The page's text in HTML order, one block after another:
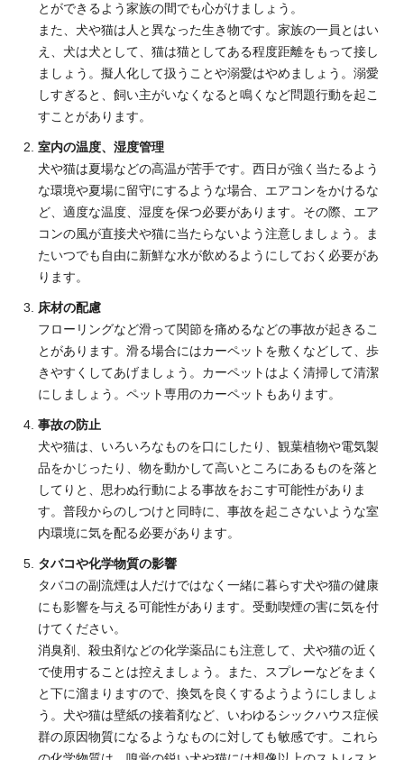
とができるよう家族の間でも心がけましょう。
また、犬や猫は人と異なった生き物です。家族の一員とはい
え、犬は犬として、猫は猫としてある程度距離をもって接し
ましょう。擬人化して扱うことや溺愛はやめましょう。溺愛
しすぎると、飼い主がいなくなると鳴くなど問題行動を起こ
すことがあります。
室内の温度、湿度管理
犬や猫は夏場などの高温が苦手です。西日が強く当たるよう
な環境や夏場に留守にするような場合、エアコンをかけるな
ど、適度な温度、湿度を保つ必要があります。その際、エア
コンの風が直接犬や猫に当たらないよう注意しましょう。ま
たいつでも自由に新鮮な水が飲めるようにしておく必要があ
ります。
床材の配慮
フローリングなど滑って関節を痛めるなどの事故が起きるこ
とがあります。滑る場合にはカーペットを敷くなどして、歩
きやすくしてあげましょう。カーペットはよく清掃して清潔
にしましょう。ペット専用のカーペットもあります。
事故の防止
犬や猫は、いろいろなものを口にしたり、観葉植物や電気製
品をかじったり、物を動かして高いところにあるものを落と
してりと、思わぬ行動による事故をおこす可能性がありま
す。普段からのしつけと同時に、事故を起こさないような室
内環境に気を配る必要があります。
タバコや化学物質の影響
タバコの副流煙は人だけではなく一緒に暮らす犬や猫の健康
にも影響を与える可能性があります。受動喫煙の害に気を付
けてください。
消臭剤、殺虫剤などの化学薬品にも注意して、犬や猫の近く
で使用することは控えましょう。また、スプレーなどをまく
と下に溜まりますので、換気を良くするようようにしましょ
う。犬や猫は壁紙の接着剤など、いわゆるシックハウス症候
群の原因物質になるようなものに対しても敏感です。これら